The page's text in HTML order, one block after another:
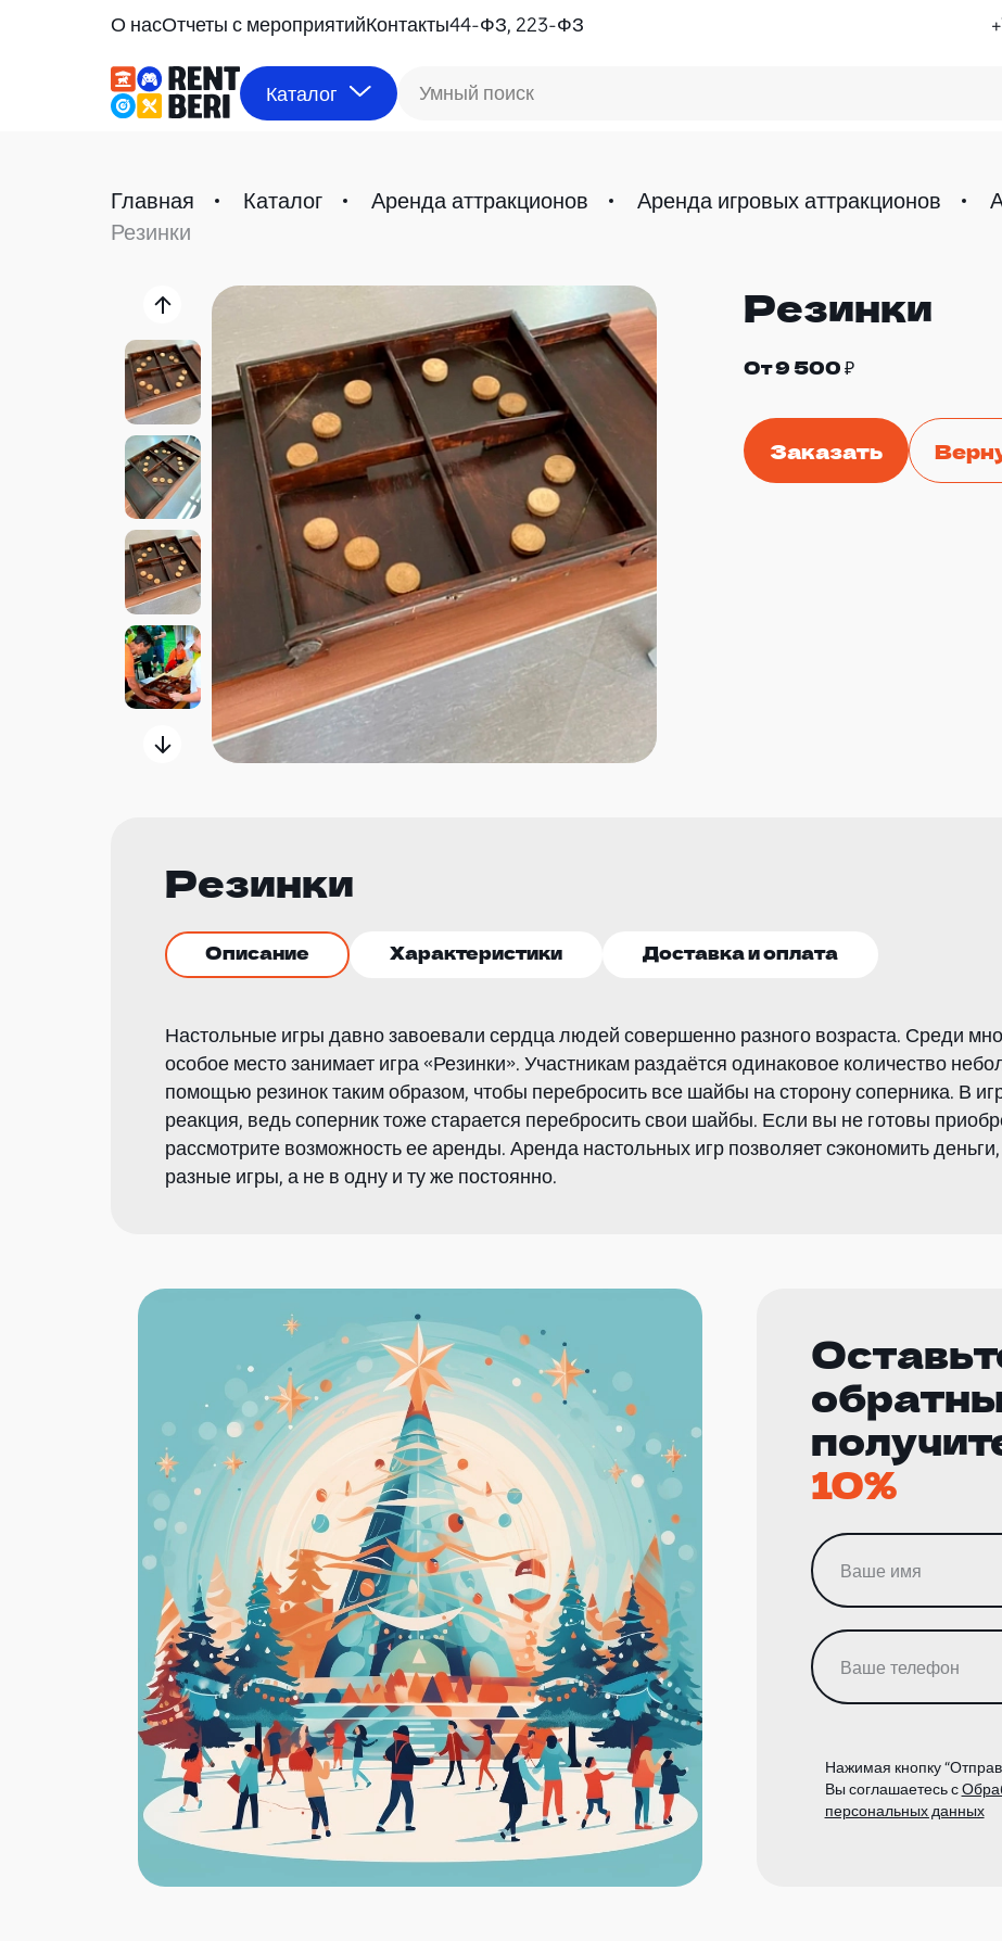
О насОтчеты с мероприятийКонтакты44-ФЗ, 223-ФЗ
Каталог Умный поиск
Главная Каталог Аренда аттракционов Аренда игровых аттракционов
Резинки
Резинки
От 9 500 ₽
Заказать
Резинки
Описание Характеристики Доставка и оплата
Настольные игры давно завоевали сердца людей совершенно разного возраста. Среди
особое место занимает игра «Резинки». Участникам раздаётся одинаковое количество
помощью резинок таким образом, чтобы перебросить все шайбы на сторону соперника. В
реакция, ведь соперник тоже старается перебросить свои шайбы. Если вы не готовы
рассмотрите возможность ее аренды. Аренда настольных игр позволяет сэкономить
разные игры, а не в одну и ту же постоянно.
10%
Нажимая кнопку
Вы соглашаетесь с
персональных данных